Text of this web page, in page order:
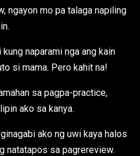
ngayon mo pa talaga napiling
naparami nga ang kain
si mama. Pero kahit na!
sa pagpa-practice,
ako sa kanya.
ako ng uwi kaya halos
natatapos sa pagrereview.